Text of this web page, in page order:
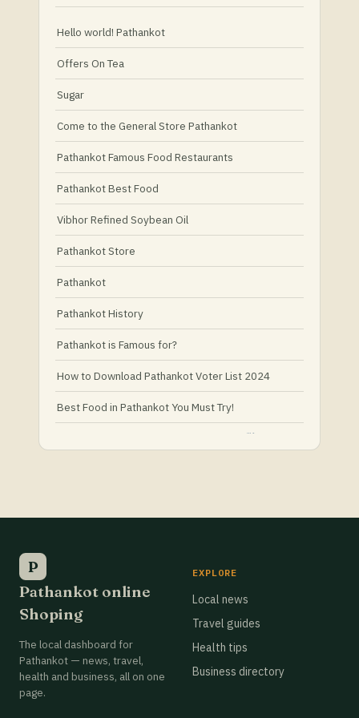
Hello world! Pathankot
Offers On Tea
Sugar
Come to the General Store Pathankot
Pathankot Famous Food Restaurants
Pathankot Best Food
Vibhor Refined Soybean Oil
Pathankot Store
Pathankot
Pathankot History
Pathankot is Famous for?
How to Download Pathankot Voter List 2024
Best Food in Pathankot You Must Try!
Best Grocery Stores in Pathankot
Best Grocery Stores in Pathankot
Best Grocery Stores in Pathankot
P
Pathankot online
Shoping
The local dashboard for
Pathankot — news, travel,
health and business, all on one
page.
EXPLORE
Local news
Travel guides
Health tips
Business directory